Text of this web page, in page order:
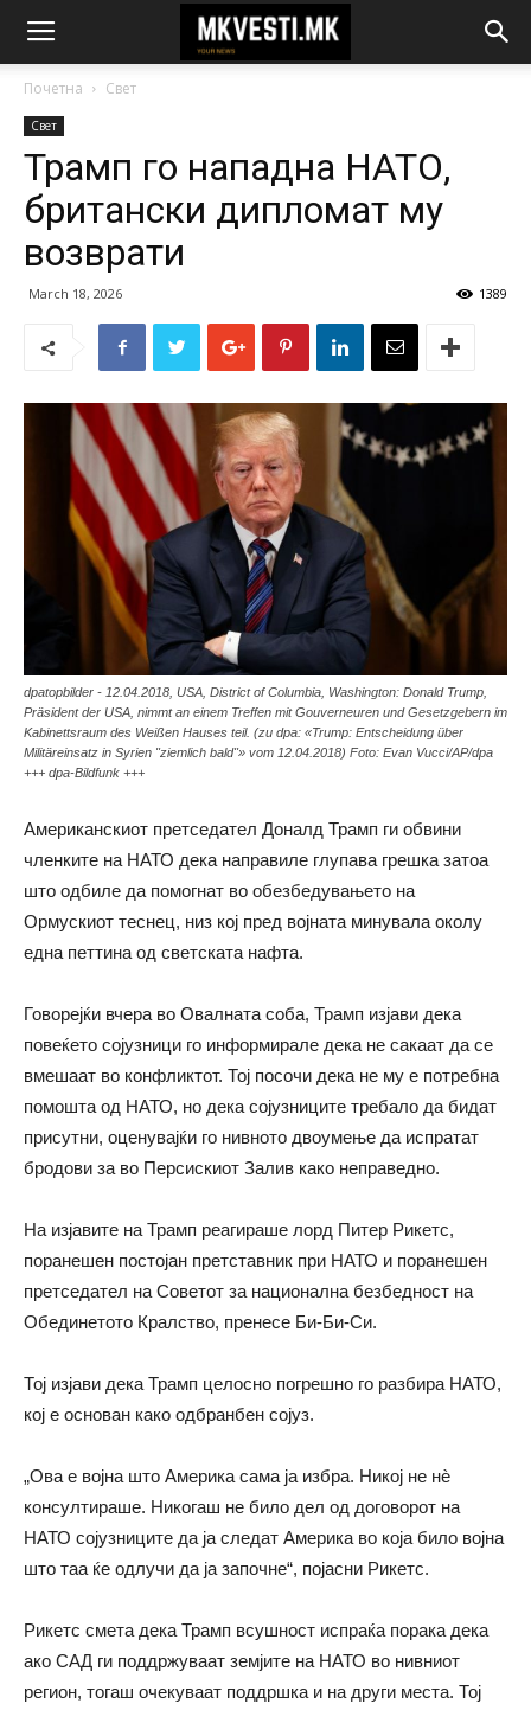
Почетна Свет
Свет
Трамп го нападна НАТО,
британски дипломат му
возврати
March 18, 2026 1389
dpatopbilder - 12.04.2018, USA, District of Columbia, Washington: Donald Trump,
Präsident der USA, nimmt an einem Treffen mit Gouverneuren und Gesetzgebern im
Kabinettsraum des Weißen Hauses teil. (zu dpa: «Trump: Entscheidung über
Militäreinsatz in Syrien "ziemlich bald"» vom 12.04.2018) Foto: Evan Vucci/AP/dpa
+++ dpa-Bildfunk +++
Американскиот претседател Доналд Трамп ги обвини
членките на НАТО дека направиле глупава грешка затоа
што одбиле да помогнат во обезбедувањето на
Ормускиот теснец, низ кој пред војната минувала околу
една петтина од светската нафта.
Говорејќи вчера во Овалната соба, Трамп изјави дека
повеќето сојузници го информирале дека не сакаат да се
вмешаат во конфликтот. Тој посочи дека не му е потребна
помошта од НАТО, но дека сојузниците требало да бидат
присутни, оценувајќи го нивното двоумење да испратат
бродови за во Персискиот Залив како неправедно.
На изјавите на Трамп реагираше лорд Питер Рикетс,
поранешен постојан претставник при НАТО и поранешен
претседател на Советот за национална безбедност на
Обединетото Кралство, пренесе Би-Би-Си.
Тој изјави дека Трамп целосно погрешно го разбира НАТО,
кој е основан како одбранбен сојуз.
„Ова е војна што Америка сама ја избра. Никој не нѐ
консултираше. Никогаш не било дел од договорот на
НАТО сојузниците да ја следат Америка во која било војна
што таа ќе одлучи да ја започне“, појасни Рикетс.
Рикетс смета дека Трамп всушност испраќа порака дека
ако САД ги поддржуваат земјите на НАТО во нивниот
регион, тогаш очекуваат поддршка и на други места. Тој